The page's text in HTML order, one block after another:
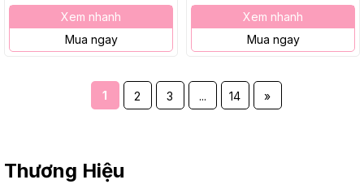
Xem nhanh
Mua ngay
Xem nhanh
Mua ngay
1 2 3 ... 14 »
Thương Hiệu